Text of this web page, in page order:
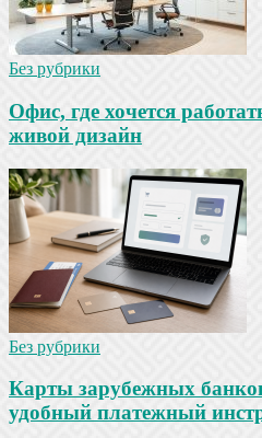
Без рубрики
Офис, где хочется
живой дизайн
Без рубрики
Карты зарубежных
удобный платежный